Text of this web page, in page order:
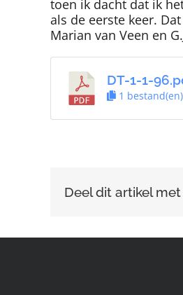
toen ik dacht dat ik
als de eerste keer.
Marian van Veen en
DT-1-1-
1 bestand(en)
Deel dit artikel